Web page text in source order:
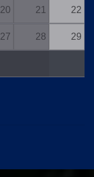
20 21 22
27 28 29